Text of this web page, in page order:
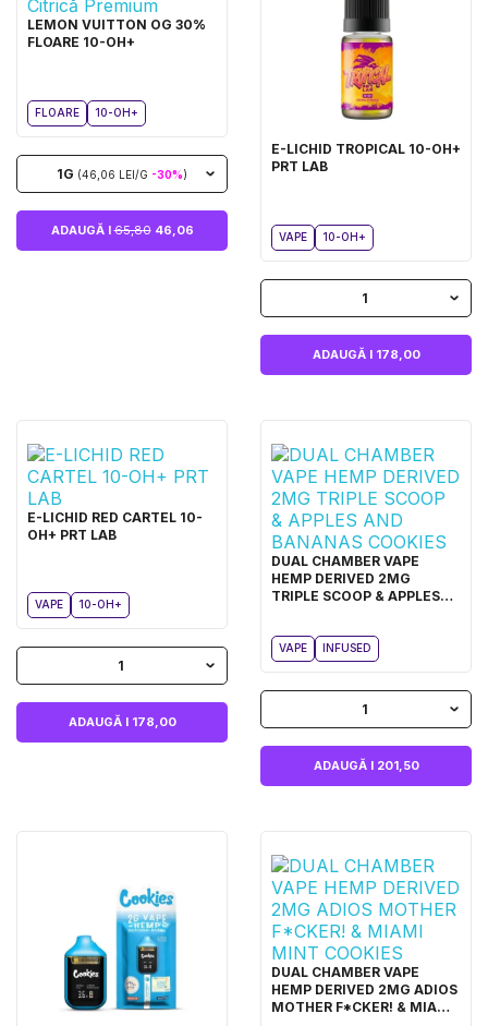
LEMON VUITTON OG 30%
FLOARE 10-OH+
FLOARE 10-OH+
1G (46,06 LEI/G -30%)
ADAUGĂ I65,8046,06
E-LICHID TROPICAL 10-OH+
PRT LAB
VAPE 10-OH+
1
ADAUGĂ I 178,00
E-LICHID RED CARTEL 10-
OH+ PRT LAB
VAPE 10-OH+
1
ADAUGĂ I 178,00
DUAL CHAMBER VAPE
HEMP DERIVED 2MG
TRIPLE SCOOP & APPLES
VAPE INFUSED
1
ADAUGĂ I 201,50
DUAL CHAMBER VAPE
HEMP DERIVED 2MG ADIOS
MOTHER F*CKER! & MIAMI